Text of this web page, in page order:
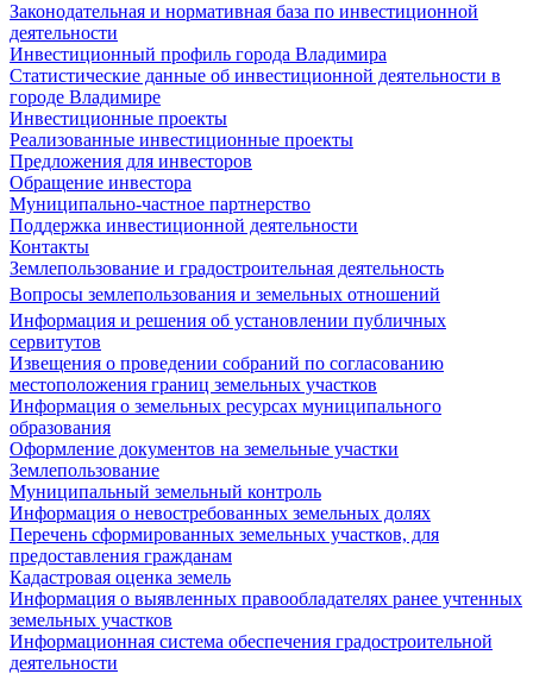
Законодательная и нормативная база по инвестиционной
деятельности
Инвестиционный профиль города Владимира
Статистические данные об инвестиционной деятельности в
городе Владимире
Инвестиционные проекты
Реализованные инвестиционные проекты
Предложения для инвесторов
Обращение инвестора
Муниципально-частное партнерство
Поддержка инвестиционной деятельности
Контакты
Землепользование и градостроительная деятельность
Вопросы землепользования и земельных отношений
Информация и решения об установлении публичных
сервитутов
Извещения о проведении собраний по согласованию
местоположения границ земельных участков
Информация о земельных ресурсах муниципального
образования
Оформление документов на земельные участки
Землепользование
Муниципальный земельный контроль
Информация о невостребованных земельных долях
Перечень сформированных земельных участков, для
предоставления гражданам
Кадастровая оценка земель
Информация о выявленных правообладателях ранее учтенных
земельных участков
Информационная система обеспечения градостроительной
деятельности